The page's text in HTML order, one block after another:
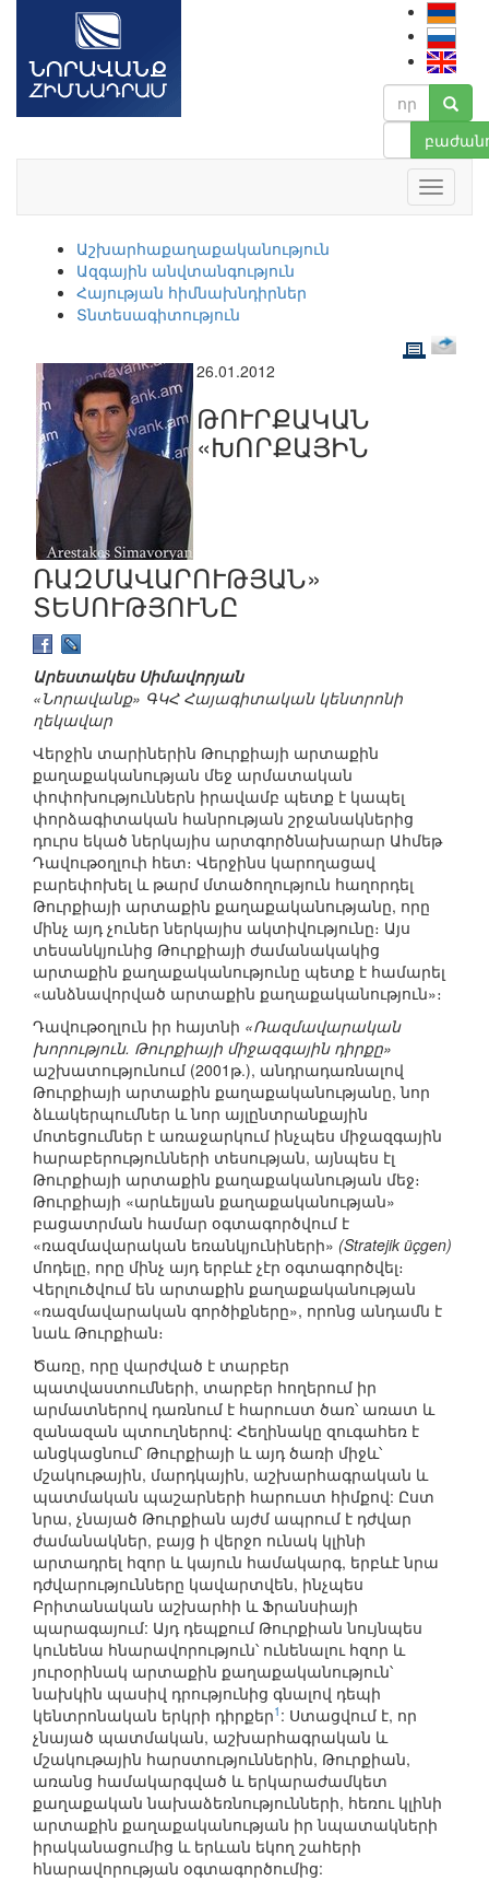
Աշխարհաքաղաքականություն
Ազգային անվտանգություն
Հայության հիմնախնդիրներ
Տնտեսագիտություն
26.01.2012
ԹՈՒՐՔԱԿԱՆ
«ԽՈՐՔԱՅԻՆ
ՌԱԶՄԱՎԱՐՈՒԹՅԱՆ»
ՏԵՍՈՒԹՅՈՒՆԸ
Արեստակես Սիմավորյան
«Նորավանք» ԳԿՀ Հայագիտական կենտրոնի
ղեկավար
Վերջին տարիներին Թուրքիայի արտաքին
քաղաքականության մեջ արմատական
փոփոխություններն իրավամբ պետք է կապել
փորձագիտական հանրության շրջանակներից
դուրս եկած ներկայիս արտգործնախարար Ահմեթ
Դավութօղլուի հետ։ Վերջինս կարողացավ
բարեփոխել և թարմ մտածողություն հաղորդել
Թուրքիայի արտաքին քաղաքականությանը, որը
մինչ այդ չուներ ներկայիս ակտիվությունը։ Այս
տեսանկյունից Թուրքիայի ժամանակակից
արտաքին քաղաքականությունը պետք է համարել
«անձնավորված արտաքին քաղաքականություն»։
Դավութօղլուն իր հայտնի «Ռազմավարական
խորություն. Թուրքիայի միջազգային դիրքը»
աշխատությունում (2001թ.), անդրադառնալով
Թուրքիայի արտաքին քաղաքականությանը, նոր
ձևակերպումներ և նոր այլընտրանքային
մոտեցումներ է առաջարկում ինչպես միջազգային
հարաբերությունների տեսության, այնպես էլ
Թուրքիայի արտաքին քաղաքականության մեջ։
Թուրքիայի «արևելյան քաղաքականության»
բացատրման համար օգտագործվում է
«ռազմավարական եռանկյունիների» (Stratejik üçgen)
մոդելը, որը մինչ այդ երբևէ չէր օգտագործվել։
Վերլուծվում են արտաքին քաղաքականության
«ռազմավարական գործիքները», որոնց անդամն է
նաև Թուրքիան։
Ծառը, որը վարժված է տարբեր
պատվաստումների, տարբեր հողերում իր
արմատներով դառնում է հարուստ ծառ՝ առատ և
զանազան պտուղներով: Հեղինակը զուգահեռ է
անցկացնում՝ Թուրքիայի և այդ ծառի միջև՝
մշակութային, մարդկային, աշխարհագրական և
պատմական պաշարների հարուստ հիմքով: Ըստ
նրա, չնայած Թուրքիան այժմ ապրում է դժվար
ժամանակներ, բայց ի վերջո ունակ կլինի
արտադրել հզոր և կայուն համակարգ, երբևէ նրա
դժվարությունները կավարտվեն, ինչպես
Բրիտանական աշխարհի և Ֆրանսիայի
պարագայում: Այդ դեպքում Թուրքիան նույնպես
կունենա հնարավորություն՝ ունենալու հզոր և
յուրօրինակ արտաքին քաղաքականություն՝
նախկին պասիվ դրությունից գնալով դեպի
կենտրոնական երկրի դիրքեր1 : Ստացվում է, որ
չնայած պատմական, աշխարհագրական և
մշակութային հարստություններին, Թուրքիան,
առանց համակարգված և երկարաժամկետ
քաղաքական նախաձեռնությունների, հեռու կլինի
արտաքին քաղաքականության իր նպատակների
իրականացումից և երևան եկող շահերի
հնարավորության օգտագործումից: